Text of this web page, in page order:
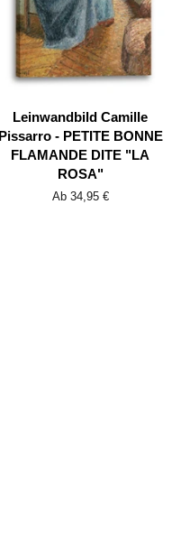
Leinwandbild Camille
Pissarro - PETITE BONNE
FLAMANDE DITE "LA
ROSA"
Ab 34,95 €